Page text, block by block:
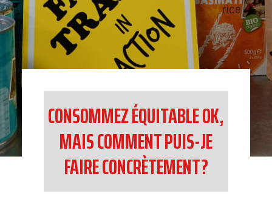
CONSOMMEZ ÉQUITABLE OK,
MAIS COMMENT PUIS-JE
FAIRE CONCRÈTEMENT ?